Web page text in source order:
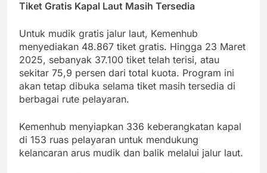
Tiket Gratis Kapal Laut Masih Tersedia
Untuk mudik gratis jalur laut, Kemenhub
menyediakan 48.867 tiket gratis. Hingga 23 Maret
2025, sebanyak 37.100 tiket telah terisi, atau
sekitar 75,9 persen dari total kuota. Program ini
akan tetap dibuka selama tiket masih tersedia di
berbagai rute pelayaran.
Kemenhub menyiapkan 336 keberangkatan kapal
di 153 ruas pelayaran untuk mendukung
kelancaran arus mudik dan balik melalui jalur laut.